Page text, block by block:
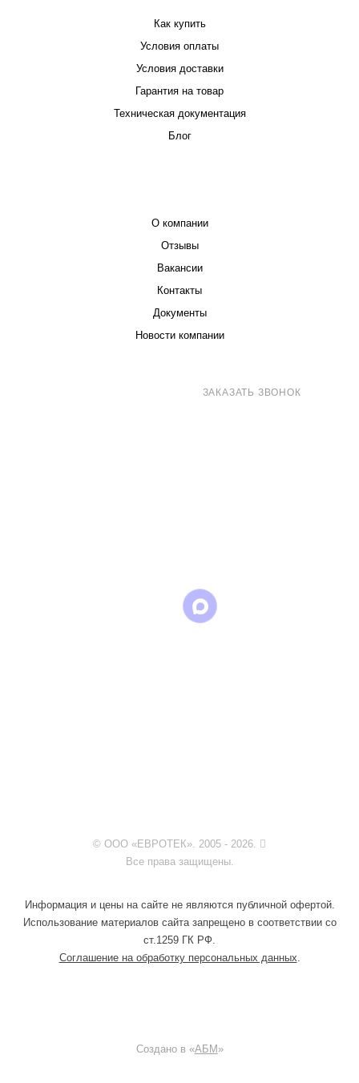
Как купить
Условия оплаты
Условия доставки
Гарантия на товар
Техническая документация
Блог
О компании
Отзывы
Вакансии
Контакты
Документы
Новости компании
ЗАКАЗАТЬ ЗВОНОК
© ООО «ЕВРОТЕК». 2005 - 2026.
Все права защищены.
Информация и цены на сайте не являются публичной офертой.
Использование материалов сайта запрещено в соответствии со
ст.1259 ГК РФ.
Соглашение на обработку персональных данных
Создано в «АБМ »